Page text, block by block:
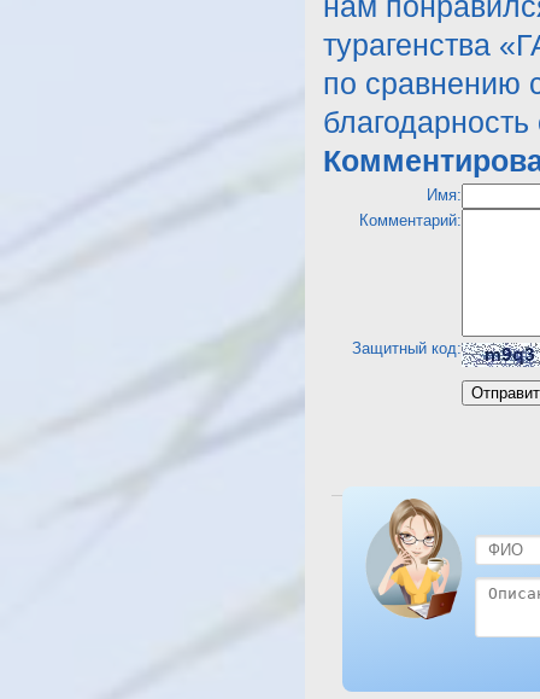
нам
турагенства
по сравнению
Имя:
Комментарий:
Защитный код:
Посмотреть отель